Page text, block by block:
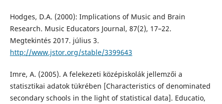
Hodges, D.A. (2000): Implications of Music and Brain
Research. Music Educators Journal, 87(2), 17–22.
Megtekintés 2017. július 3.
http://www.jstor.org/stable/3399643
Imre, A. (2005). A felekezeti középiskolák jellemzői a
statisztikai adatok tükrében [Characteristics of denominated
secondary schools in the light of statistical data]. Educatio,